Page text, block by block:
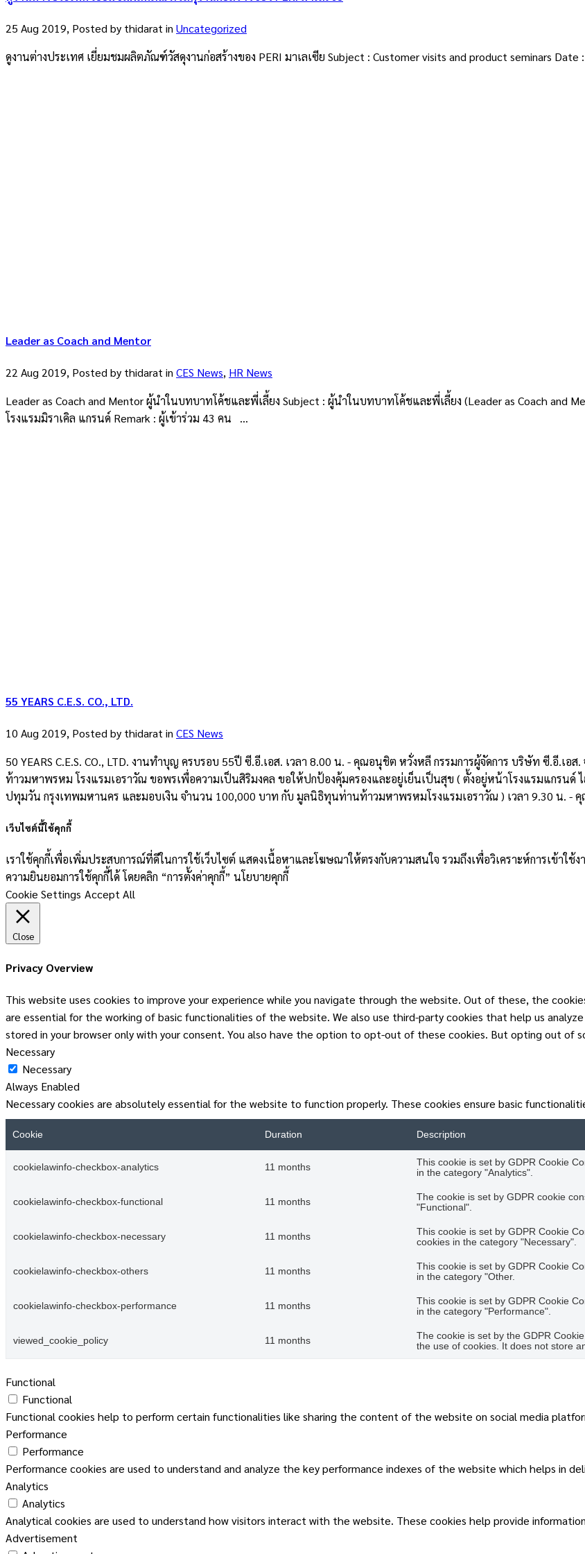
25 Aug 2019, Posted by thidaratin Uncategorized
ดูงานต่างประเทศ เยี่ยมชมผลิตภัณฑ์วัสดุงานก่อสร้างของ PERI มาเลเซีย Subject : Customer visits and product seminars
Leader as Coach and Mentor
22 Aug 2019, Posted by thidarat in CES News, HR News
Leader as Coach and Mentor ผู้นำในบทบาทโค้ชและพี่เลี้ยง Subject : ผู้นำในบทบาทโค้ชและพี่เลี้ยง (Leader as Coach and
โรงแรมมิราเคิล แกรนด์ Remark : ผู้เข้าร่วม 43 คน ...
55 YEARS C.E.S. CO., LTD.
10 Aug 2019, Posted by thidaratin CES News
50 YEARS C.E.S. CO., LTD. งานทำบุญ ครบรอบ 55ปี ซี.อี.เอส. เวลา 8.00 น. - คุณอนุชิต หวั่งหลี กรรมการผู้จัดการ บริษัท ซี.อี.เ
ท้าวมหาพรหม โรงแรมเอราวัณ ขอพรเพื่อความเป็นสิริมงคล ขอให้ปกป้องคุ้มครองและอยู่เย็นเป็นสุข ( ตั้งอยู่หน้าโรงแรมแกรน
ปทุมวัน กรุงเทพมหานคร และมอบเงิน จำนวน 100,000 บาท กับ มูลนิธิทุนท่านท้าวมหาพรหมโรงแรมเอราวัณ ) เวลา 9.30 น. -
เว็บไซต์นี้ใช้คุกกี้
เราใช้คุกกี้เพื่อเพิ่มประสบการณ์ที่ดีในการใช้เว็บไซต์ แสดงเนื้อหาและโฆษณาให้ตรงกับความสนใจ รวมถึงเพื่อวิเคราะห์การเข้าใช้
ความยินยอมการใช้คุกกี้ได้ โดยคลิก “การตั้งค่าคุกกี้” นโยบายคุกกี้
Cookie Settings Accept All
Close
Privacy Overview
This website uses cookies to improve your experience while you navigate through the website. Out of these, the
are essential for the working of basic functionalities of the website. We also use third-party cookies that help us
stored in your browser only with your consent. You also have the option to opt-out of these cookies. But opting out of
Necessary
Necessary
Always Enabled
Necessary cookies are absolutely essential for the website to function properly. These cookies ensure basic
Cookie Duration Description
cookielawinfo-checkbox-analytics 11 months
This cookie is set by GDPR Cookie
in the category "Analytics".
cookielawinfo-checkbox-functional 11 months
The cookie is set by GDPR cookie
"Functional".
cookielawinfo-checkbox-necessary 11 months
This cookie is set by GDPR Cookie
cookies in the category "Necessary".
cookielawinfo-checkbox-others 11 months
This cookie is set by GDPR Cookie
in the category "Other.
cookielawinfo-checkbox-performance 11 months
This cookie is set by GDPR Cookie
in the category "Performance".
viewed_cookie_policy 11 months
The cookie is set by the GDPR
the use of cookies. It does not store
Functional
Functional
Functional cookies help to perform certain functionalities like sharing the content of the website on social media
Performance
Performance
Performance cookies are used to understand and analyze the key performance indexes of the website which helps in
Analytics
Analytics
Analytical cookies are used to understand how visitors interact with the website. These cookies help provide
Advertisement